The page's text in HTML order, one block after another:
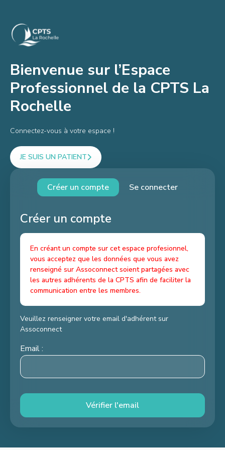
Bienvenue sur l’Espace
Professionnel de la CPTS La
Rochelle
Connectez-vous à votre espace !
JE SUIS UN PATIENT
Créer un compte Se connecter
Créer un compte
En créant un compte sur cet espace profesionnel,
vous acceptez que les données que vous avez
renseigné sur Assoconnect soient partagées avec
les autres adhérents de la CPTS afin de faciliter la
communication entre les membres.
Veuillez renseigner votre email d'adhérent sur
Assoconnect
Email :
Vérifier l'email